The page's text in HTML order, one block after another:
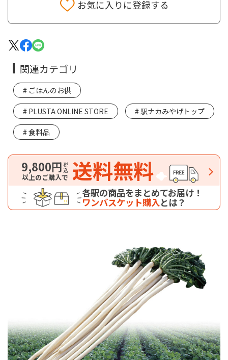
お気に入りに登録する
関連カテゴリ
ごはんのお供
PLUSTA ONLINE STORE 駅ナカみやげトップ
食料品
9,800円税込
以上のご購入で 送料無料
各駅の商品をまとめてお届け！
ワンバスケット購入とは？